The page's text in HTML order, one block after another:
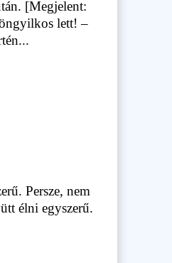
[Megjelent:
lett! –
Persze, nem
élni egyszerű.